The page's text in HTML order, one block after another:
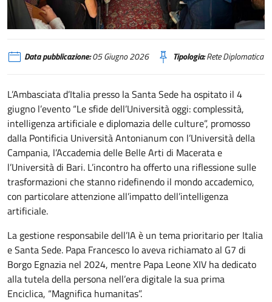
santa-sede
Data pubblicazione:05 Giugno 2026 Tipologia:Rete Diplomatica
L’Ambasciata d’Italia presso la Santa Sede ha ospitato il 4
giugno l’evento “Le sfide dell’Università oggi: complessità,
intelligenza artificiale e diplomazia delle culture”, promosso
dalla Pontificia Università Antonianum con l’Università della
Campania, l’Accademia delle Belle Arti di Macerata e
l’Università di Bari. L’incontro ha offerto una riflessione sulle
trasformazioni che stanno ridefinendo il mondo accademico,
con particolare attenzione all’impatto dell’intelligenza
artificiale.
La gestione responsabile dell’IA è un tema prioritario per Italia
e Santa Sede. Papa Francesco lo aveva richiamato al G7 di
Borgo Egnazia nel 2024, mentre Papa Leone XIV ha dedicato
alla tutela della persona nell’era digitale la sua prima
Enciclica, “Magnifica humanitas”.